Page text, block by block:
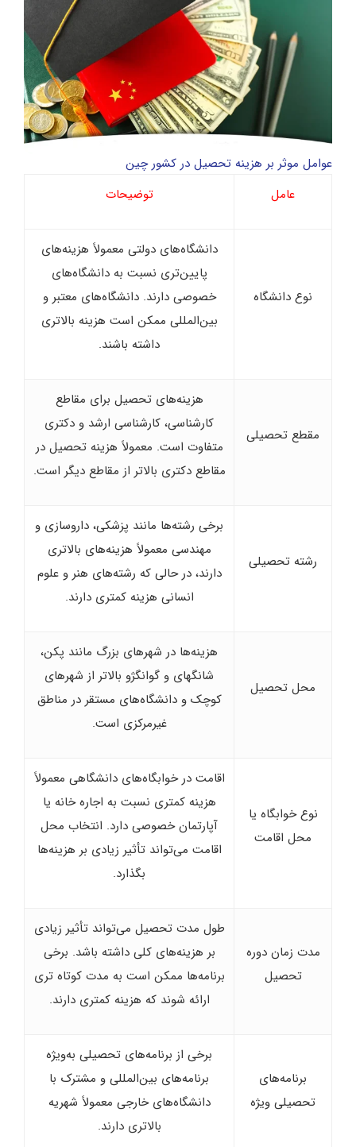
عوامل موثر بر هزینه تحصیل در کشور چین
عامل
توضیحات
نوع دانشگاه
دانشگاه‌های دولتی معمولاً هزینه‌های
پایین‌تری نسبت به دانشگاه‌های
خصوصی دارند. دانشگاه‌های معتبر و
بین‌المللی ممکن است هزینه بالاتری
داشته باشند.
مقطع تحصیلی
هزینه‌های تحصیل برای مقاطع
کارشناسی، کارشناسی ارشد و دکتری
متفاوت است. معمولاً هزینه تحصیل در
مقاطع دکتری بالاتر از مقاطع دیگر است.
رشته تحصیلی
برخی رشته‌ها مانند پزشکی، داروسازی و
مهندسی معمولاً هزینه‌های بالاتری
دارند، در حالی که رشته‌های هنر و علوم
انسانی هزینه کمتری دارند.
محل تحصیل
هزینه‌ها در شهرهای بزرگ مانند پکن،
شانگهای و گوانگژو بالاتر از شهرهای
کوچک و دانشگاه‌های مستقر در مناطق
غیرمرکزی است.
نوع خوابگاه یا
محل اقامت
اقامت در خوابگاه‌های دانشگاهی معمولاً
هزینه کمتری نسبت به اجاره خانه یا
آپارتمان خصوصی دارد. انتخاب محل
اقامت می‌تواند تأثیر زیادی بر هزینه‌ها
بگذارد.
مدت زمان دوره
تحصیل
طول مدت تحصیل می‌تواند تأثیر زیادی
بر هزینه‌های کلی داشته باشد. برخی
برنامه‌ها ممکن است به مدت کوتاه‌ تری
ارائه شوند که هزینه کمتری دارند.
برنامه‌های
تحصیلی ویژه
برخی از برنامه‌های تحصیلی به‌ویژه
برنامه‌های بین‌المللی و مشترک با
دانشگاه‌های خارجی معمولاً شهریه
بالاتری دارند.